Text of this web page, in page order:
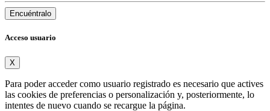
Encuéntralo
Acceso usuario
X
Para poder acceder como usuario registrado es necesario que actives
las cookies de preferencias o personalización y, posteriormente, lo
intentes de nuevo cuando se recargue la página.